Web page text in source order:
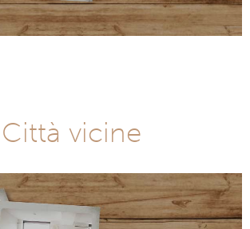
Città vicine